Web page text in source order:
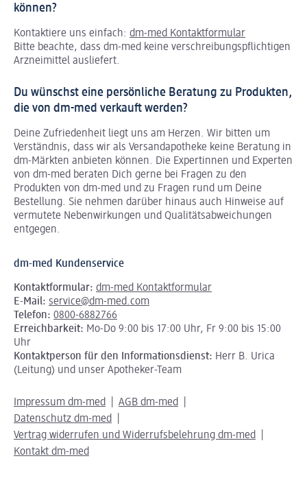
können?
Kontaktiere uns einfach: dm-med Kontaktformular
Bitte beachte, dass dm-med keine verschreibungspflichtigen
Arzneimittel ausliefert.
Du wünschst eine persönliche Beratung zu Produkten,
die von dm-med verkauft werden?
Deine Zufriedenheit liegt uns am Herzen. Wir bitten um
Verständnis, dass wir als Versandapotheke keine Beratung in
dm-Märkten anbieten können. Die Expertinnen und Experten
von dm-med beraten Dich gerne bei Fragen zu den
Produkten von dm-med und zu Fragen rund um Deine
Bestellung. Sie nehmen darüber hinaus auch Hinweise auf
vermutete Nebenwirkungen und Qualitätsabweichungen
entgegen.
dm-med Kundenservice
Kontaktformular: dm-med Kontaktformular
E-Mail: service@dm-med.com
Telefon: 0800-6882766
Erreichbarkeit: Mo-Do 9:00 bis 17:00 Uhr, Fr 9:00 bis 15:00
Uhr
Kontaktperson für den Informationsdienst: Herr B. Urica
(Leitung) und unser Apotheker-Team
Impressum dm-med
AGB dm-med
Datenschutz dm-med
Vertrag widerrufen und Widerrufsbelehrung dm-med
Kontakt dm-med